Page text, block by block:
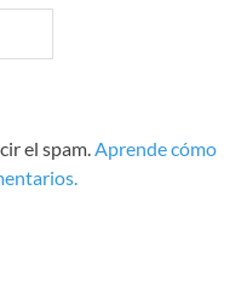
el spam.Aprende cómo